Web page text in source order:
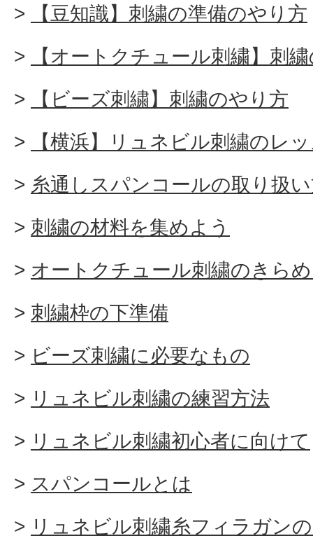
【豆知識】刺繍の準備のやり方
【オートクチュール刺繍】刺
【ビーズ刺繍】刺繍のやり方
【横浜】リュネビル刺繍のレ
糸通しスパンコールの取り扱
刺繍の材料を集めよう
オートクチュール刺繍のきら
刺繍枠の下準備
ビーズ刺繍に必要なもの
リュネビル刺繍の練習方法
リュネビル刺繍初心者に向けて
スパンコールとは
リュネビル刺繍糸フィラガン